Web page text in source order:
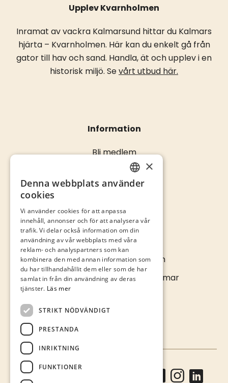
Upplev Kvarnholmen
Inramat av vackra Kalmarsund hittar du Kalmars
hjärta – Kvarnholmen. Här kan du enkelt gå från
gator till hav och sand. Handla, ät och upplev i en
historisk miljö. Sevårt utbud här.
Information
Bli medlem
Öppettider
Kontakta oss
Kontakta oss
info@kalmarcity.com
Norra Långgatan 16 • Kalmar
SWEDISH
×
Denna webbplats använder
cookies
Vi använder cookies för att anpassa
innehåll, annonser och för att analysera vår
trafik. Vi delar också information om din
användning av vår webbplats med våra
reklam- och analyspartners som kan
kombinera den med annan information som
du har tillhandahållit dem eller som de har
samlat in från din användning av deras
tjänster. Läs mer
STRIKT NÖDVÄNDIGT
PRESTANDA
INRIKTNING
FUNKTIONER